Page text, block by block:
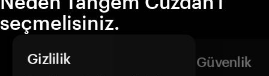
seçmelisiniz.
Gizlilik Güvenlik